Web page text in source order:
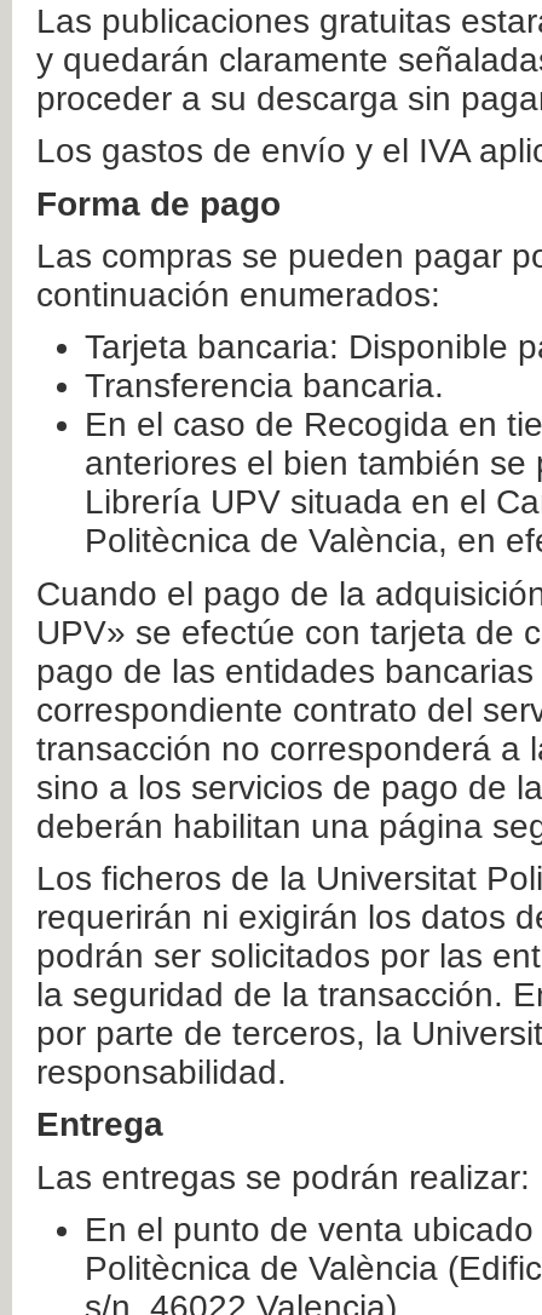
Las publicaciones gratuitas
y quedarán claramente
proceder a su descarga sin
Los gastos de envío y el IVA
Forma de pago
Las compras se pueden pagar
continuación enumerados:
Tarjeta bancaria: Disponible
Transferencia bancaria.
En el caso de Recogida en
anteriores el bien también
Librería UPV situada en el
Politècnica de València, en
Cuando el pago de la
UPV» se efectúe con tarjeta de
pago de las entidades
correspondiente contrato del
transacción no corresponderá a
sino a los servicios de pago de
deberán habilitan una página
Los ficheros de la Universitat
requerirán ni exigirán los datos
podrán ser solicitados por las
la seguridad de la transacción.
por parte de terceros, la
responsabilidad.
Entrega
Las entregas se podrán realizar:
En el punto de venta
Politècnica de València
s/n, 46022 Valencia)